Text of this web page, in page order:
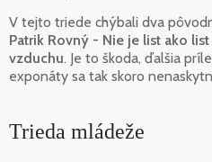
V tejto triede chýbali dva
Patrik Rovný - Nie je list ako list
vzduchu. Je to škoda, ďalšia
exponáty sa tak skoro
Trieda mládeže